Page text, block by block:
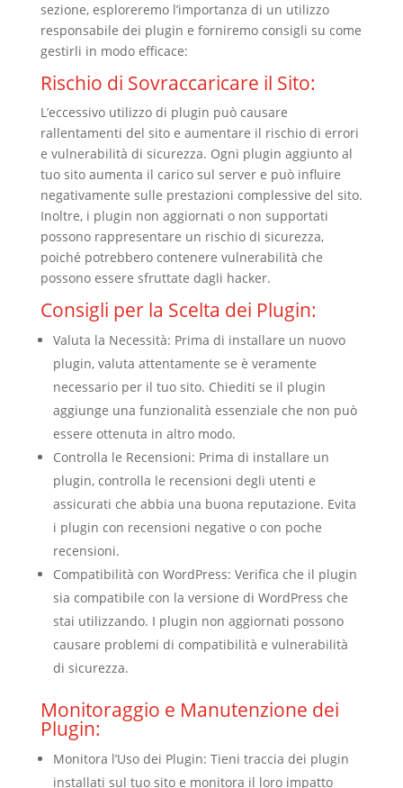
sezione, esploreremo l’importanza di un utilizzo
responsabile dei plugin e forniremo consigli su come
gestirli in modo efficace:
Rischio di Sovraccaricare il Sito:
L’eccessivo utilizzo di plugin può causare
rallentamenti del sito e aumentare il rischio di errori
e vulnerabilità di sicurezza. Ogni plugin aggiunto al
tuo sito aumenta il carico sul server e può influire
negativamente sulle prestazioni complessive del sito.
Inoltre, i plugin non aggiornati o non supportati
possono rappresentare un rischio di sicurezza,
poiché potrebbero contenere vulnerabilità che
possono essere sfruttate dagli hacker.
Consigli per la Scelta dei Plugin:
Valuta la Necessità: Prima di installare un nuovo
plugin, valuta attentamente se è veramente
necessario per il tuo sito. Chiediti se il plugin
aggiunge una funzionalità essenziale che non può
essere ottenuta in altro modo.
Controlla le Recensioni: Prima di installare un
plugin, controlla le recensioni degli utenti e
assicurati che abbia una buona reputazione. Evita
i plugin con recensioni negative o con poche
recensioni.
Compatibilità con WordPress: Verifica che il plugin
sia compatibile con la versione di WordPress che
stai utilizzando. I plugin non aggiornati possono
causare problemi di compatibilità e vulnerabilità
di sicurezza.
Monitoraggio e Manutenzione dei
Plugin:
Monitora l’Uso dei Plugin: Tieni traccia dei plugin
installati sul tuo sito e monitora il loro impatto